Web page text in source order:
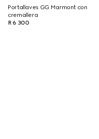
Portallaves GG Marmont con
cremallera
R 6 300